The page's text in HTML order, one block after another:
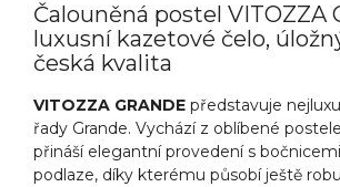
Čalouněná postel VITOZZA
luxusní kazetové čelo,
česká kvalita
VITOZZA GRANDE představuje
řady Grande. Vychází z oblíbené
přináší elegantní provedení s
podlaze, díky kterému působí ještě